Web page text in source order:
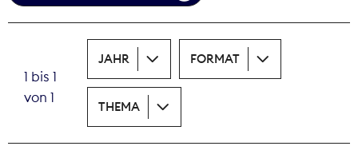
Print
1 bis 1
von 1
JAHR FORMAT
THEMA